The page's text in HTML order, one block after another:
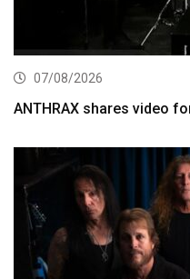
07/08/2026
ANTHRAX shares video